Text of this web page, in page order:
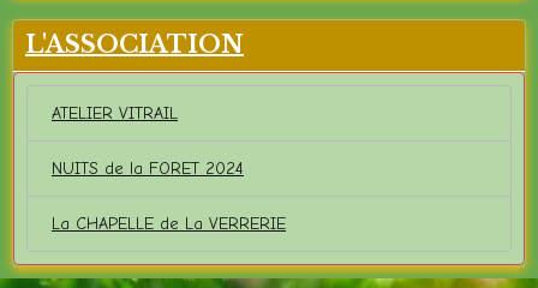
L'ASSOCIATION
ATELIER VITRAIL
NUITS de la FORET 2024
La CHAPELLE de La VERRERIE